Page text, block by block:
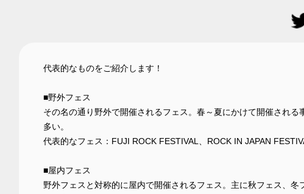
代表的なものをご紹介します！
■野外フェス
その名の通り野外で開催されるフェス。春～夏にかけて開催される
多い。
代表的なフェス：FUJI ROCK FESTIVAL、ROCK IN JAPAN
■屋内フェス
野外フェスと対称的に屋内で開催されるフェス。主に秋フェス、冬